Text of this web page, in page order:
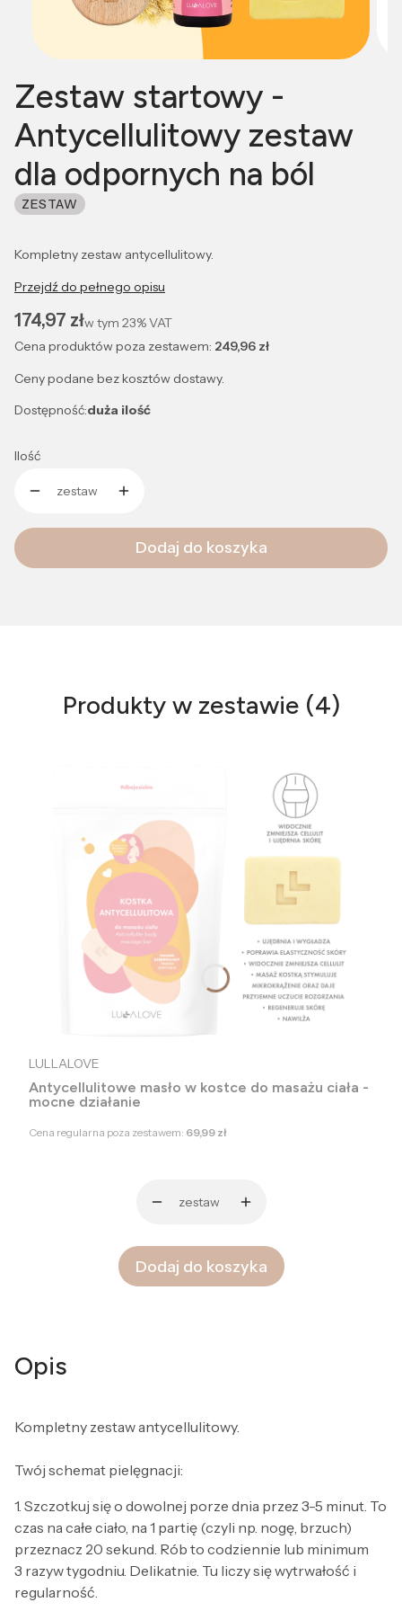
Zestaw startowy -
Antycellulitowy zestaw
dla odpornych na ból
ZESTAW
Kompletny zestaw antycellulitowy.
Przejdź do pełnego opisu
Cena
174,97 złw tym 23%VAT
Cena produktów poza zestawem: 249,96 zł
Ceny podane bez kosztów dostawy.
Dostępność:duża ilość
Ilość
zestaw
Dodaj do koszyka
Produkty w zestawie (4)
LULLALOVE
Antycellulitowe masło w kostce do masażu ciała -
mocne działanie
Cena regularna poza zestawem: 69,99 zł
zestaw
Dodaj do koszyka
Opis
Kompletny zestaw antycellulitowy.
Twój schemat pielęgnacji:
1. Szczotkuj się o dowolnej porze dnia przez 3-5 minut. To
czas na całe ciało, na 1 partię (czyli np. nogę, brzuch)
przeznacz 20 sekund. Rób to codziennie lub minimum
3 razyw tygodniu. Delikatnie. Tu liczy się wytrwałość i
regularność.